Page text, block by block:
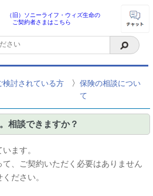
（旧）ソニーライフ・ウィズ生命の
ご契約者さまはこちら
検討されている方
〉保険の相談につい
て
相談できますか？
ます。
、ご契約いただく必要はありません
ださい。